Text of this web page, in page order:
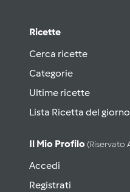
Ricette
Cerca ricette
Categorie
Ultime ricette
Lista Ricetta del giorno
Il Mio Profilo (riservato
Accedi
Registrati